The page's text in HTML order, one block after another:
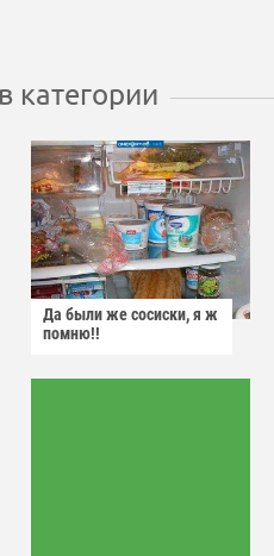
категории
Да были же сосиски, я ж
помню!!